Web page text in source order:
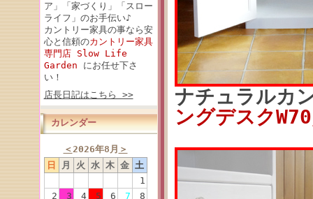
ア」「家づくり」「スロー
ライフ」のお手伝い♪
カントリー家具の事なら安
心と信頼のカントリー家具
専門店 Slow Life
Garden にお任せ下さ
い！
店長日記はこちら >>
カレンダー
＜2026年8月 ＞
日
月 火 水 木 金 土
1
2
3 4 5 6 7
8
ナチュラルカ
ングデスク